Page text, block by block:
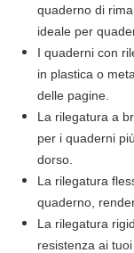
quaderno di
ideale per
I quaderni con
in plastica o
delle pagine.
La rilegatura a
per i quaderni
dorso.
La rilegatura
quaderno,
La rilegatura
resistenza ai